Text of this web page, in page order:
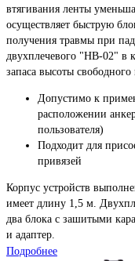
втягивания ленты
осуществляет быструю
получения травмы при
двухплечевого "НВ-02" в
запаса высоты свободного
Допустимо к
расположении
пользователя)
Подходит для
привязей
Корпус устройств
имеет длину 1,5 м.
два блока с зашитыми
и адаптер.
Подробнее